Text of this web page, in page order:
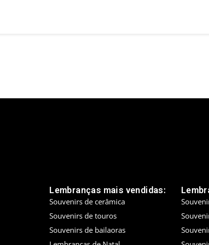
Lembranças mais vendidas:
Souvenirs de cerâmica
Souvenirs de touros
Souvenirs de bailaoras